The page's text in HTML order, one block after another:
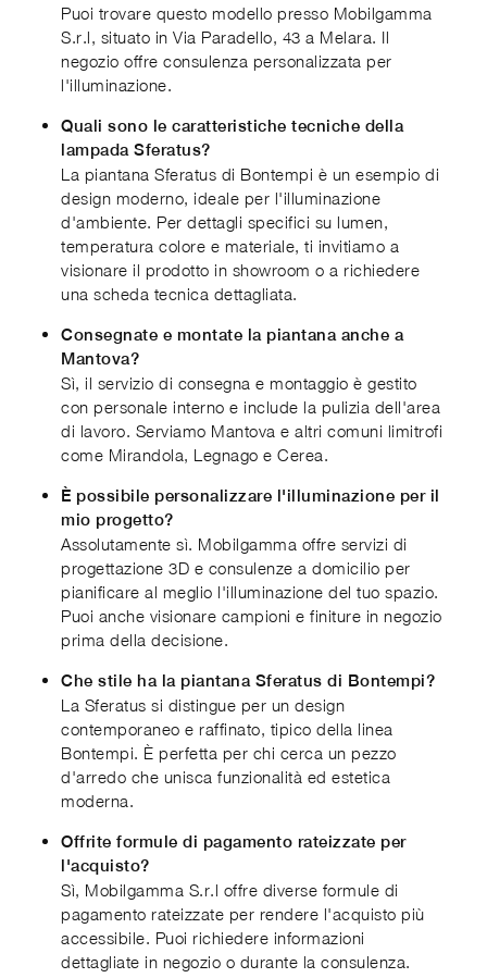
Puoi trovare questo modello presso Mobilgamma
S.r.l, situato in Via Paradello, 43 a Melara. Il
negozio offre consulenza personalizzata per
l'illuminazione.
Quali sono le caratteristiche tecniche della
lampada Sferatus?
La piantana Sferatus di Bontempi è un esempio di
design moderno, ideale per l'illuminazione
d'ambiente. Per dettagli specifici su lumen,
temperatura colore e materiale, ti invitiamo a
visionare il prodotto in showroom o a richiedere
una scheda tecnica dettagliata.
Consegnate e montate la piantana anche a
Mantova?
Sì, il servizio di consegna e montaggio è gestito
con personale interno e include la pulizia dell'area
di lavoro. Serviamo Mantova e altri comuni limitrofi
come Mirandola, Legnago e Cerea.
È possibile personalizzare l'illuminazione per il
mio progetto?
Assolutamente sì. Mobilgamma offre servizi di
progettazione 3D e consulenze a domicilio per
pianificare al meglio l'illuminazione del tuo spazio.
Puoi anche visionare campioni e finiture in negozio
prima della decisione.
Che stile ha la piantana Sferatus di Bontempi?
La Sferatus si distingue per un design
contemporaneo e raffinato, tipico della linea
Bontempi. È perfetta per chi cerca un pezzo
d'arredo che unisca funzionalità ed estetica
moderna.
Offrite formule di pagamento rateizzate per
l'acquisto?
Sì, Mobilgamma S.r.l offre diverse formule di
pagamento rateizzate per rendere l'acquisto più
accessibile. Puoi richiedere informazioni
dettagliate in negozio o durante la consulenza.